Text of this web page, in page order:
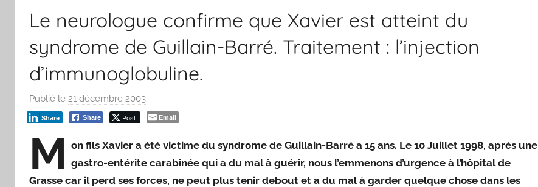
Le neurologue confirme que Xavier est atteint du
syndrome de Guillain-Barré. Traitement : l’injection
d’immunoglobuline.
Publié le 21 décembre 2003
a
F
r
e
Share Post
Share Email
M
on fils Xavier a été victime du syndrome de Guillain-Barré a 15 ans. Le 10 Juillet 1998, après une
gastro-entérite carabinée qui a du mal à guérir, nous l’emmenons d’urgence à l’hôpital de
Grasse car il perd ses forces, ne peut plus tenir debout et a du mal à garder quelque chose dans les